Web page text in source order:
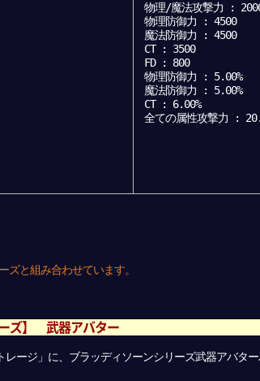
物理/魔法攻撃力 :
物理防御力 : 4500
魔法防御力 : 4500
CT : 3500
FD : 800
物理防御力 : 5.00%
魔法防御力 : 5.00%
CT : 6.00%
全ての属性攻撃力 :
と組み合わせています。
ズ】 武器アバター
ージ」に、ブラッディソーンシリーズ武器アバター